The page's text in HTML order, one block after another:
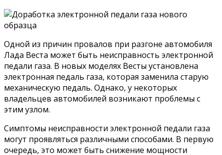
Одной из причин провалов при разгоне автомобиля
Лада Веста может быть неисправность электронной
педали газа. В новых моделях Весты установлена
электронная педаль газа, которая заменила старую
механическую педаль. Однако, у некоторых
владельцев автомобилей возникают проблемы с
этим узлом.
Симптомы неисправности электронной педали газа
могут проявляться различными способами. В первую
очередь, это может быть снижение мощности